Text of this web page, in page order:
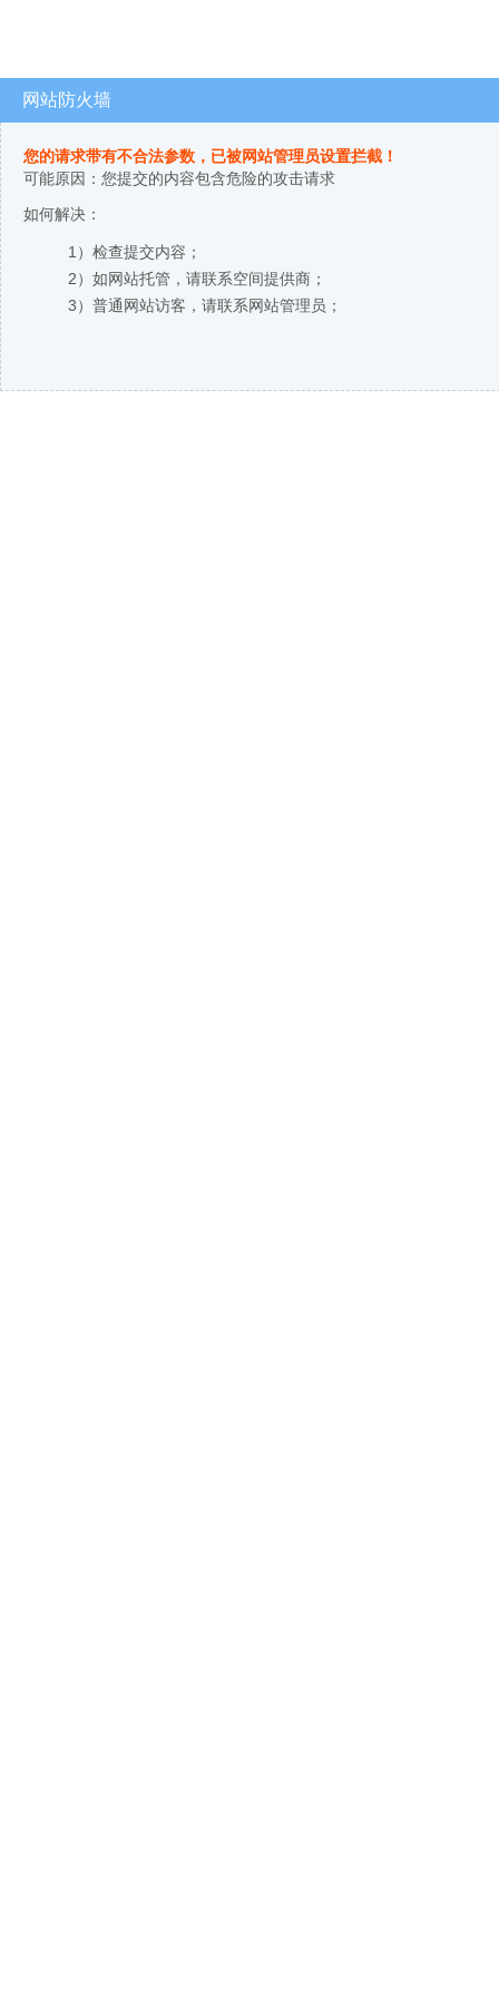
网站防火墙
您的请求带有不合法参数，已被网站管理员设置拦截！
可能原因：您提交的内容包含危险的攻击请求
如何解决：
1）检查提交内容；
2）如网站托管，请联系空间提供商；
3）普通网站访客，请联系网站管理员；